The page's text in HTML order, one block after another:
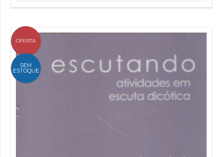
OFERTA
SEM
ESTOQUE